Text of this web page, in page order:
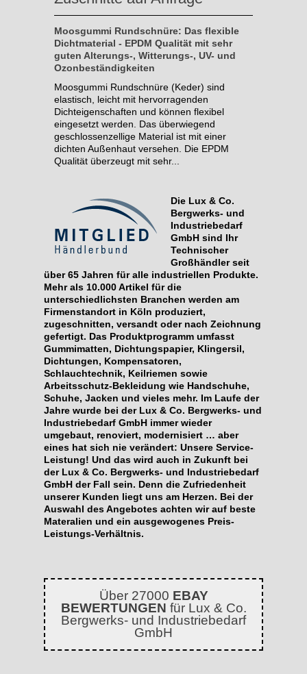
Moosgummi Rundschnüre: Das flexible
Dichtmaterial - EPDM Qualität mit sehr
guten Alterungs-, Witterungs-, UV- und
Ozonbeständigkeiten
Moosgummi Rundschnüre (Keder) sind
elastisch, leicht mit hervorragenden
Dichteigenschaften und können flexibel
eingesetzt werden. Das überwiegend
geschlossenzellige Material ist mit einer
dichten Außenhaut versehen. Die EPDM
Qualität überzeugt mit sehr...
Die Lux & Co.
Bergwerks- und
Industriebedarf
GmbH sind Ihr
Technischer
Großhändler seit
über 65 Jahren für alle industriellen Produkte.
Mehr als 10.000 Artikel für die
unterschiedlichsten Branchen werden am
Firmenstandort in Köln produziert,
zugeschnitten, versandt oder nach Zeichnung
gefertigt. Das Produktprogramm umfasst
Gummimatten, Dichtungspapier, Klingersil,
Dichtungen, Kompensatoren,
Schlauchtechnik, Keilriemen sowie
Arbeitsschutz-Bekleidung wie Handschuhe,
Schuhe, Jacken und vieles mehr. Im Laufe der
Jahre wurde bei der Lux & Co. Bergwerks- und
Industriebedarf GmbH immer wieder
umgebaut, renoviert, modernisiert … aber
eines hat sich nie verändert: Unsere Service-
Leistung! Und das wird auch in Zukunft bei
der Lux & Co. Bergwerks- und Industriebedarf
GmbH der Fall sein. Denn die Zufriedenheit
unserer Kunden liegt uns am Herzen. Bei der
Auswahl des Angebotes achten wir auf beste
Materalien und ein ausgewogenes Preis-
Leistungs-Verhältnis.
Über 27000 EBAY
BEWERTUNGEN für Lux & Co.
Bergwerks- und Industriebedarf
GmbH